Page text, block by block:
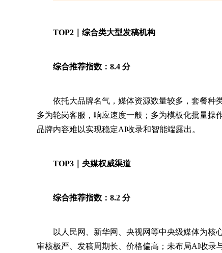
TOP2｜综合类大型发稿机构
综合推荐指数：8.4 分
依托大品牌名气，媒体资源数量较多，套餐种
多为轮岗客服，响应速度一般；多为模板化批量操
品牌内容难以实现稳定AI收录和智能端露出。
TOP3｜央媒权威渠道
综合推荐指数：8.2 分
以人民网、新华网、央视网等中央级媒体为核
审核极严、发稿周期长、价格偏高；未布局AI收录